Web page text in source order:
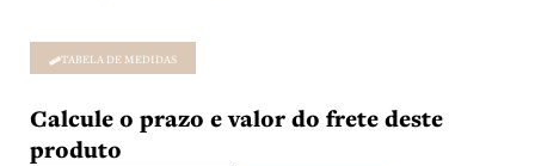
TABELA DE MEDIDAS
Calcule o prazo e valor do frete deste
produto